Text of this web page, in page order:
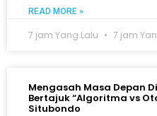
READ MORE »
7 jam Yang Lalu 7 jam
Mengasah Masa Depan
Bertajuk “Algoritma vs
Situbondo